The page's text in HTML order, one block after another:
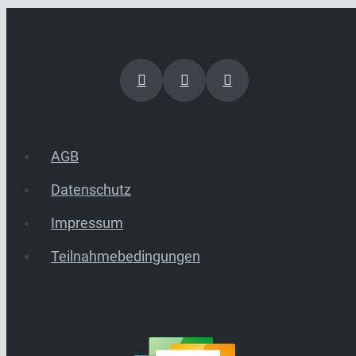
AGB
Datenschutz
Impressum
Teilnahmebedingungen